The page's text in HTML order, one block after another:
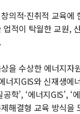
의적·진취적 교육에
업적이 탁월한 교원,
을 수상한 에너지자
너지GIS와 신재생에
공학’, ‘에너지GIS’,
해결형 교육 방식을